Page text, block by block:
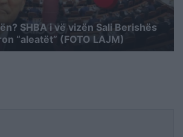
SHBA i vë vizën Sali Berishës
“aleatët” (FOTO LAJM)